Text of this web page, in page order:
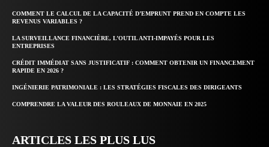
COMMENT LE CALCUL DE LA CAPACITÉ D’EMPRUNT PREND EN COMPTE LES
REVENUS VARIABLES ?
LA SURVEILLANCE FINANCIÈRE, L’OUTIL ANTI-IMPAYÉS POUR LES
ENTREPRISES
CRÉDIT IMMÉDIAT SANS JUSTIFICATIF : COMMENT OBTENIR UN FINANCEMENT
RAPIDE EN 2026 ?
INGÉNIERIE PATRIMONIALE : LES STRATÉGIES FISCALES DES DIRIGEANTS
COMPRENDRE LA VALEUR DES ROULEAUX DE MONNAIE EN 2025
ARTICLES LES PLUS LUS